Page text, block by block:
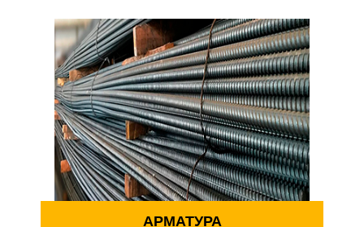
АРМАТУРА